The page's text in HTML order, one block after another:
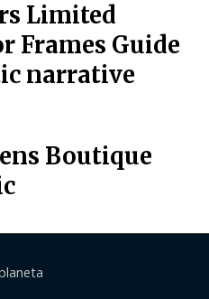
Limited
Frames Guide
narrative
Boutique